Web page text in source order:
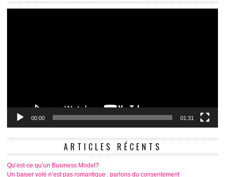
00:00 01:31
ARTICLES RÉCENTS
Qu’est-ce qu’un Business Model?
Un baiser volé n’est pas romantique : parlons du consentement